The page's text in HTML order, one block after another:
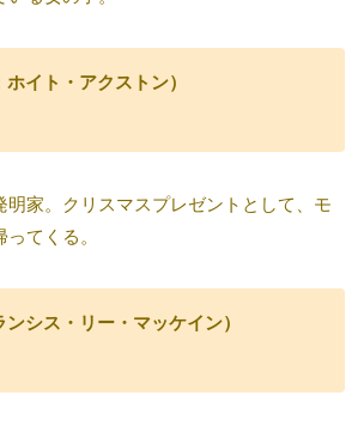
イト・アクストン）
明家。クリスマスプレゼントとして、モ
てくる。
シス・リー・マッケイン）